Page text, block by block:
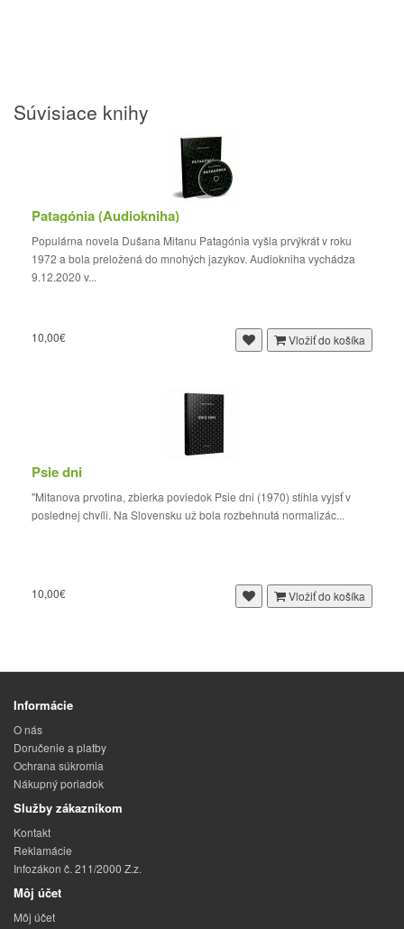
Súvisiace knihy
Patagónia (Audiokniha)
Populárna novela Dušana Mitanu Patagónia vyšla prvýkrát v roku
1972 a bola preložená do mnohých jazykov. Audiokniha vychádza
9.12.2020 v...
10,00€ Vložiť do košíka
Psie dni
"Mitanova prvotina, zbierka poviedok Psie dni (1970) stihla vyjsť v
poslednej chvíli. Na Slovensku už bola rozbehnutá normalizác...
10,00€ Vložiť do košíka
Informácie
O nás
Doručenie a platby
Ochrana súkromia
Nákupný poriadok
Služby zákazníkom
Kontakt
Reklamácie
Infozákon č. 211/2000 Z.z.
Môj účet
Môj účet